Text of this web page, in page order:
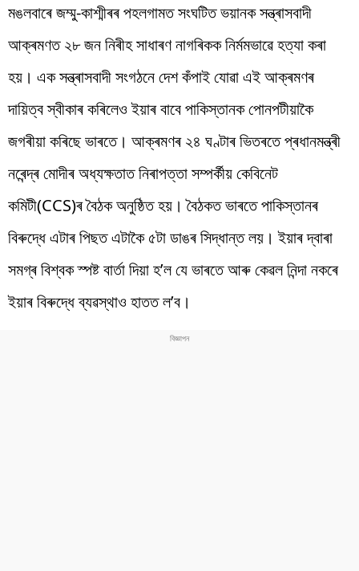
মঙলবাৰে জম্মু-কাশ্মীৰৰ পহলগামত সংঘটিত ভয়ানক সন্ত্ৰাসবাদী
আক্ৰমণত ২৮ জন নিৰীহ সাধাৰণ নাগৰিকক নিৰ্মমভাৱে হত্যা কৰা
হয়। এক সন্ত্ৰাসবাদী সংগঠনে দেশ কঁপাই যোৱা এই আক্ৰমণৰ
দায়িত্ব স্বীকাৰ কৰিলেও ইয়াৰ বাবে পাকিস্তানক পোনপটীয়াকৈ
জগৰীয়া কৰিছে ভাৰতে। আক্ৰমণৰ ২৪ ঘণ্টাৰ ভিতৰতে প্ৰধানমন্ত্ৰী
নৰেন্দ্ৰ মোদীৰ অধ্যক্ষতাত নিৰাপত্তা সম্পৰ্কীয় কেবিনেট
কমিটী(CCS)ৰ বৈঠক অনুষ্ঠিত হয়। বৈঠকত ভাৰতে পাকিস্তানৰ
বিৰুদ্ধে এটাৰ পিছত এটাকৈ ৫টা ডাঙৰ সিদ্ধান্ত লয়। ইয়াৰ দ্বাৰা
সমগ্ৰ বিশ্বক স্পষ্ট বাৰ্তা দিয়া হ’ল যে ভাৰতে আৰু কেৱল নিন্দা নকৰে
ইয়াৰ বিৰুদ্ধে ব্যৱস্থাও হাতত ল’ব।